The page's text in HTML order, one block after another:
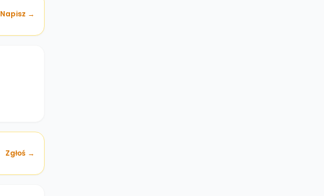
Napisz →
Zgłoś →